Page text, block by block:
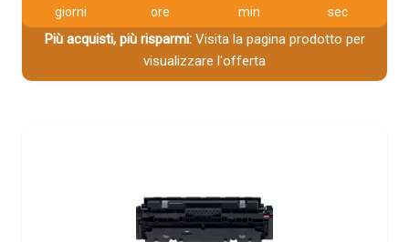
giorni ore min sec
Più acquisti, più risparmi:Visita la pagina prodotto per
visualizzare l'offerta